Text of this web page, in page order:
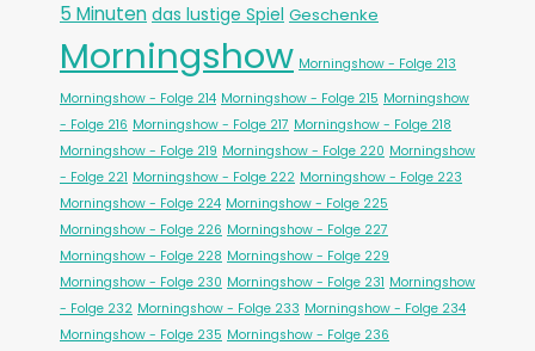
5 Minuten das lustige Spiel Geschenke
Morningshow Morningshow - Folge 213
Morningshow - Folge 214 Morningshow - Folge 215 Morningshow
- Folge 216 Morningshow - Folge 217 Morningshow - Folge 218
Morningshow - Folge 219 Morningshow - Folge 220 Morningshow
- Folge 221 Morningshow - Folge 222 Morningshow - Folge 223
Morningshow - Folge 224 Morningshow - Folge 225
Morningshow - Folge 226 Morningshow - Folge 227
Morningshow - Folge 228 Morningshow - Folge 229
Morningshow - Folge 230 Morningshow - Folge 231 Morningshow
- Folge 232 Morningshow - Folge 233 Morningshow - Folge 234
Morningshow - Folge 235 Morningshow - Folge 236